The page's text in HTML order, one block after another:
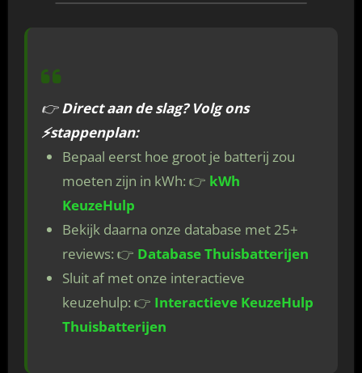
👉Direct aan de slag? Volg ons
⚡stappenplan:
Bepaal eerst hoe groot je batterij zou
moeten zijn in kWh: 👉 kWh
KeuzeHulp
Bekijk daarna onze database met 25+
reviews: 👉 Database Thuisbatterijen
Sluit af met onze interactieve
keuzehulp: 👉 Interactieve KeuzeHulp
Thuisbatterijen